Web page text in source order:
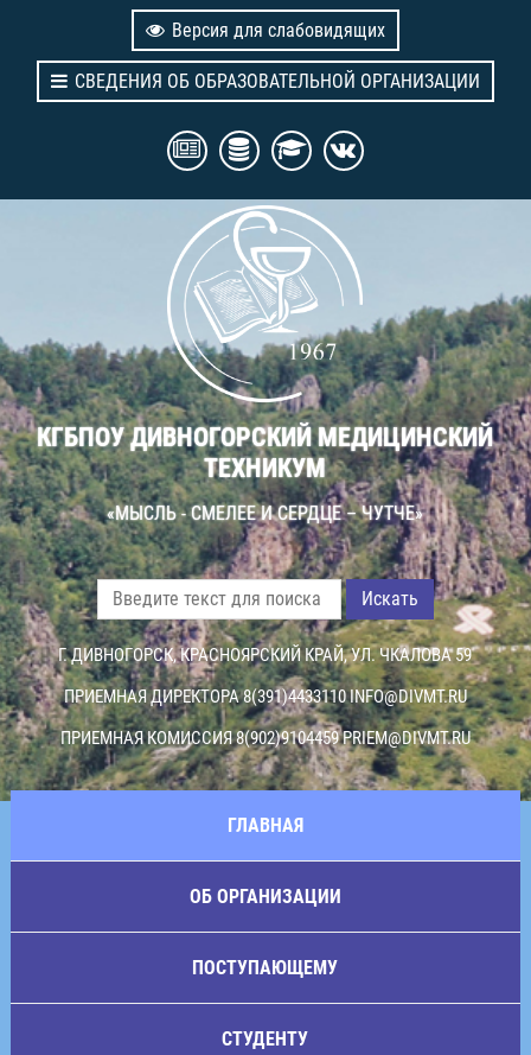
Версия для слабовидящих
СВЕДЕНИЯ ОБ ОБРАЗОВАТЕЛЬНОЙ ОРГАНИЗАЦИИ
КГБПОУ ДИВНОГОРСКИЙ МЕДИЦИНСКИЙ
ТЕХНИКУМ
«МЫСЛЬ - СМЕЛЕЕ И СЕРДЦЕ – ЧУТЧЕ»
Искать
Г. ДИВНОГОРСК, КРАСНОЯРСКИЙ КРАЙ, УЛ. ЧКАЛОВА 59
ПРИЕМНАЯ ДИРЕКТОРА 8(391)4433110INFO@DIVMT.RU
ПРИЕМНАЯ КОМИССИЯ 8(902)9104459PRIEM@DIVMT.RU
ГЛАВНАЯ
ОБ ОРГАНИЗАЦИИ
ПОСТУПАЮЩЕМУ
СТУДЕНТУ